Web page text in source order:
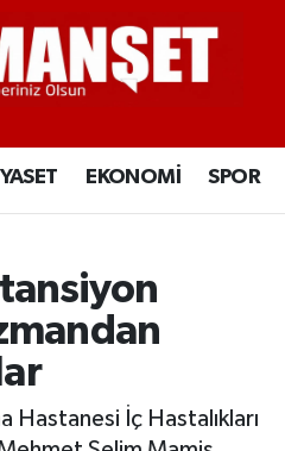
EKONOMİ SPOR
Hastanesi İç Hastalıkları
Haritası
ve Fikstür